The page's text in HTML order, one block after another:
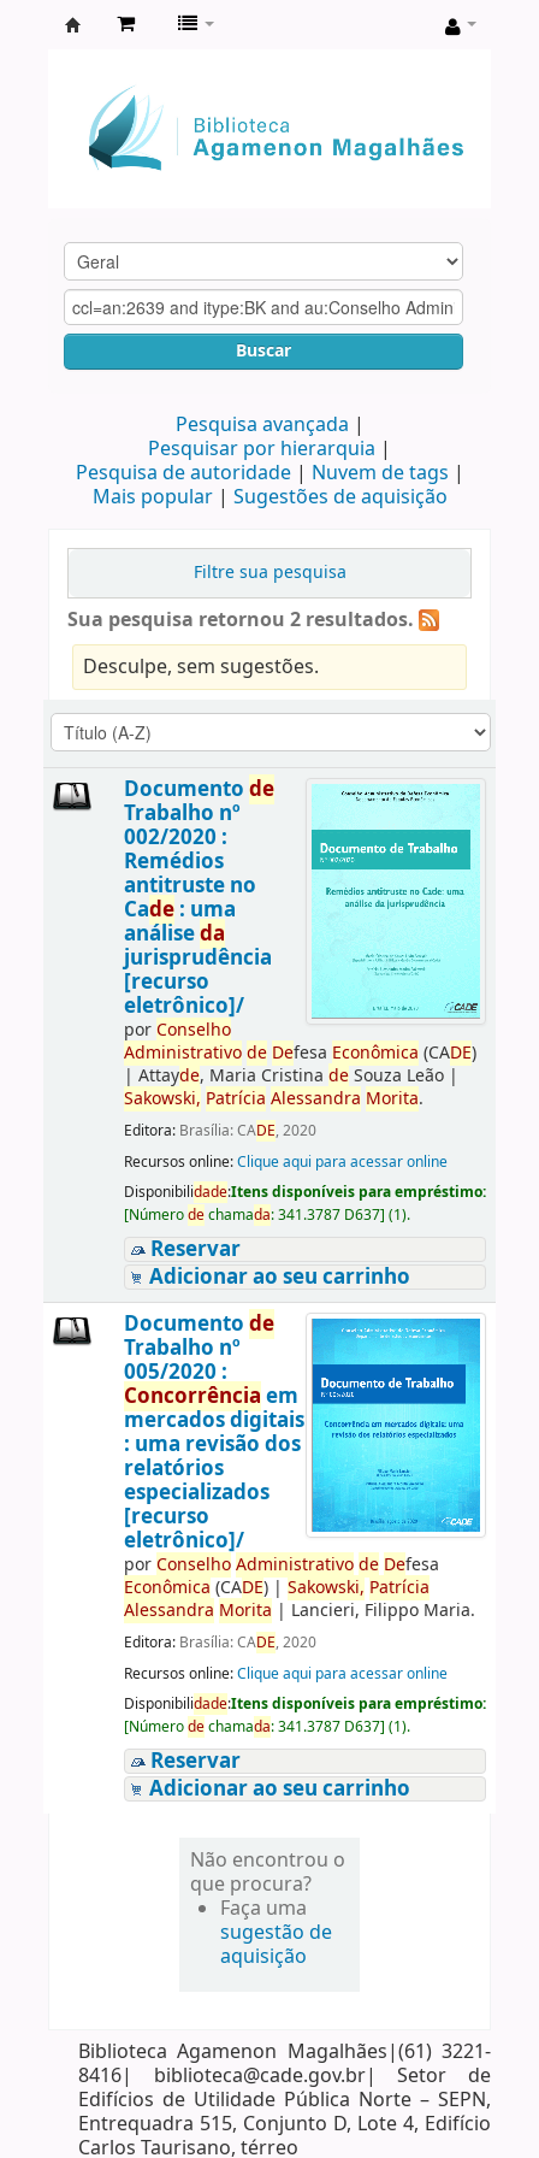
Agamenon
Magalhães
Buscar
Pesquisa avançada
Pesquisar por hierarquia
Pesquisa de autoridade
Nuvem de tags
Mais popular
Sugestões de aquisição
Filtre sua pesquisa
Sua pesquisa retornou 2 resultados.
Desculpe, sem sugestões.
Documento de
Trabalho nº
002/2020 :
Remédios
antitruste no
Cade: uma
análiseda
jurisprudência
[recurso
eletrônico]/
porConselho
Administrativo de Defesa Econômica (CADE)
| Attayde, Maria Cristina deSouza Leão|
Sakowski, Patrícia Alessandra Morita.
Editora: Brasília: CADE, 2020
Recursos online:Clique aqui para acessar online
Disponibilidade:Itens disponíveis para empréstimo:
[Númerodechamada:341.3787 D637] (1).
Reservar
Adicionar ao seu carrinho
Documento de
Trabalho nº
005/2020 :
Concorrência em
mercados digitais
: uma revisão dos
relatórios
especializados
[recurso
eletrônico]/
porConselho Administrativo de Defesa
Econômica (CADE)| Sakowski, Patrícia
Alessandra Morita | Lancieri, Filippo Maria.
Editora: Brasília: CADE, 2020
Recursos online:Clique aqui para acessar online
Disponibilidade:Itens disponíveis para empréstimo:
[Númerodechamada:341.3787 D637] (1).
Reservar
Adicionar ao seu carrinho
Não encontrou o
que procura?
Faça uma
sugestão de
aquisição
Biblioteca Agamenon Magalhães|(61) 3221-
8416| biblioteca@cade.gov.br| Setor de
Edifícios de Utilidade Pública Norte – SEPN,
Entrequadra 515, Conjunto D, Lote 4, Edifício
Carlos Taurisano, térreo